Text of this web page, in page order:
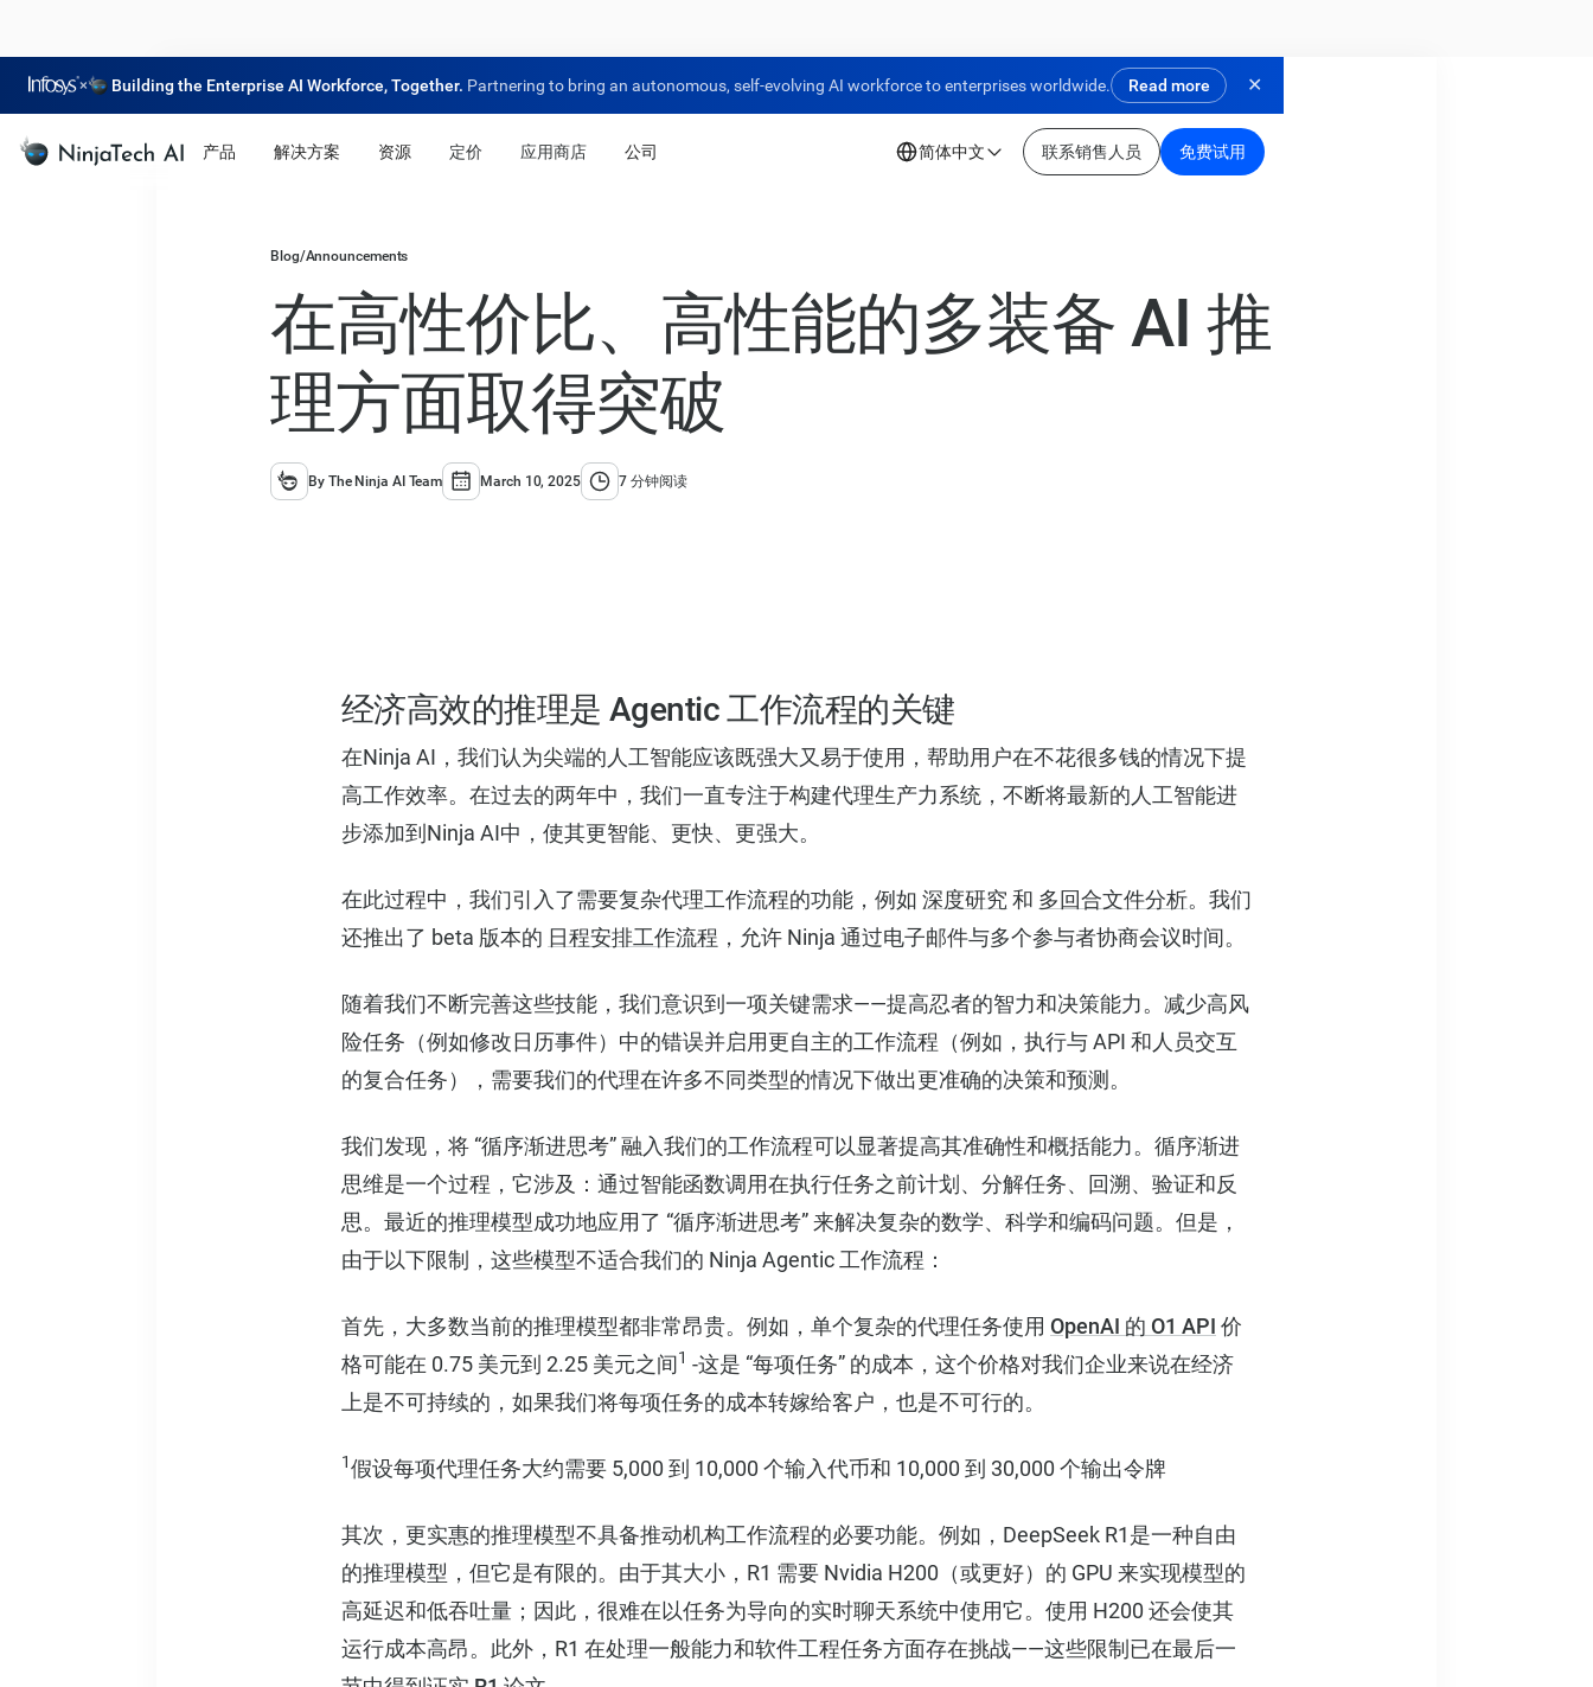
× Building the Enterprise AI Workforce, Together. Partnering to bring an autonomous, self-evolving AI workforce to enterprises worldwide. Read more ✕
产品 解决方案 资源 定价 应用商店 公司 简体中文 联系销售人员 免费试用
Blog/Announcements
在高性价比、高性能的多装备 AI 推
理方面取得突破
By The Ninja AI Team March 10, 2025 7 分钟阅读
经济高效的推理是 Agentic 工作流程的关键
在Ninja AI，我们认为尖端的人工智能应该既强大又易于使用，帮助用户在不花很多钱的情况下提
高工作效率。在过去的两年中，我们一直专注于构建代理生产力系统，不断将最新的人工智能进
步添加到Ninja AI中，使其更智能、更快、更强大。
在此过程中，我们引入了需要复杂代理工作流程的功能，例如 深度研究 和 多回合文件分析。我们
还推出了 beta 版本的 日程安排工作流程 ，允许 Ninja 通过电子邮件与多个参与者协商会议时间。
随着我们不断完善这些技能，我们意识到一项关键需求——提高忍者的智力和决策能力。减少高风
险任务（例如修改日历事件）中的错误并启用更自主的工作流程（例如，执行与 API 和人员交互
的复合任务），需要我们的代理在许多不同类型的情况下做出更准确的决策和预测。
我们发现，将 “循序渐进思考” 融入我们的工作流程可以显著提高其准确性和概括能力。循序渐进
思维是一个过程，它涉及：通过智能函数调用在执行任务之前计划、分解任务、回溯、验证和反
思。最近的推理模型成功地应用了 “循序渐进思考” 来解决复杂的数学、科学和编码问题。但是，
由于以下限制，这些模型不适合我们的 Ninja Agentic 工作流程：
首先，大多数当前的推理模型都非常昂贵。例如，单个复杂的代理任务使用 OpenAI 的 O1 API 价
格可能在 0.75 美元到 2.25 美元之间1 -这是 “每项任务” 的成本，这个价格对我们企业来说在经济
上是不可持续的，如果我们将每项任务的成本转嫁给客户，也是不可行的。
1假设每项代理任务大约需要 5,000 到 10,000 个输入代币和 10,000 到 30,000 个输出令牌
其次，更实惠的推理模型不具备推动机构工作流程的必要功能。例如，DeepSeek R1是一种自由
的推理模型，但它是有限的。由于其大小，R1 需要 Nvidia H200（或更好）的 GPU 来实现模型的
高延迟和低吞吐量；因此，很难在以任务为导向的实时聊天系统中使用它。使用 H200 还会使其
运行成本高昂。此外，R1 在处理一般能力和软件工程任务方面存在挑战——这些限制已在最后一